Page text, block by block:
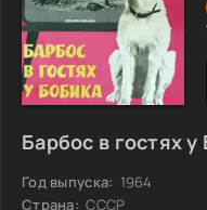
Барбос в гостях
Год выпуска: 1964
Страна: СССР